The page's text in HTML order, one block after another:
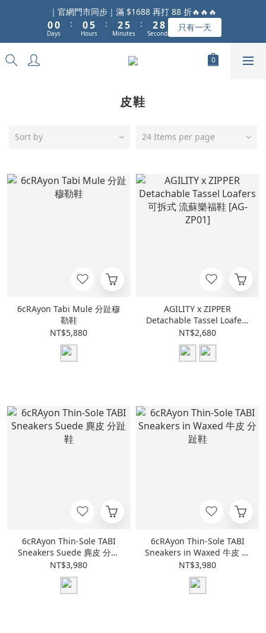
｜官網門市同步｜滿 $1688 再打 88 折🔥🔥🔥
0
1
0
Days
:
1
0
6
5
4
Hours
:
3
2
1
6
5
4
2
Minutes
:
3
2
1
9
8
7
Seconds
只有一天
皮鞋
Sort by 24 Items per page
6cRAyon Tabi Mule 分趾穆
勒鞋
NT$5,880
AGILITY x ZIPPER
Detachable Tassel Loafers
可拆式 流蘇樂福鞋 [AG-
ZP01]
NT$2,680
6cRAyon Thin-Sole TABI
Sneakers Suede 麂皮 分趾
鞋
NT$3,980
6cRAyon Thin-Sole TABI
Sneakers in Waxed 牛皮 分
趾鞋
NT$3,980